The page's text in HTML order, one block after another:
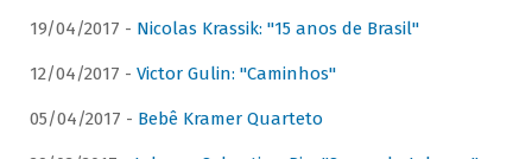
19/04/2017 - Nicolas Krassik: "15 anos de Brasil"
12/04/2017 - Victor Gulin: "Caminhos"
05/04/2017 - Bebê Kramer Quarteto